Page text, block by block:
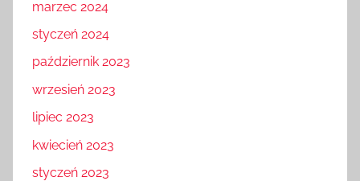
marzec 2024
styczeń 2024
październik 2023
wrzesień 2023
lipiec 2023
kwiecień 2023
styczeń 2023